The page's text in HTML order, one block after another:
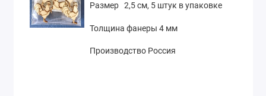
Размер 2,5 см, 5 штук в упаковке
Толщина фанеры 4 мм
Производство Россия